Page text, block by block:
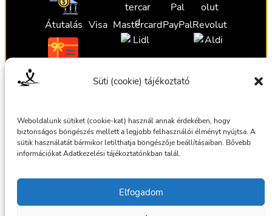
Süti (cookie) tájékoztató
Weboldalunk sütiket (cookie-kat) használ annak érdekében, hogy
biztonságos böngészés mellett a legjobb felhasználói élményt nyújtsa. A
sütik használatát bármikor letilthatja böngészője beállításaiban. Bővebb
információkat Adatkezelési tájékoztatónkban talál.
Elfogadom
Átutalás Visa MastercardPayPalRevolut
Ajándékutalvány
Ajándékutalvány
Általános szerződési feltételek
Adatkezelési tájékoztató